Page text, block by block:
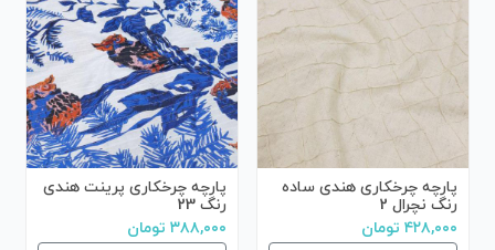
پارچه چرخکاری هندی ساده
رنگ نچرال 2
۴۲۸,۰۰۰ تومان
پارچه چرخکاری پرینت هندی
رنگ 23
۳۸۸,۰۰۰ تومان